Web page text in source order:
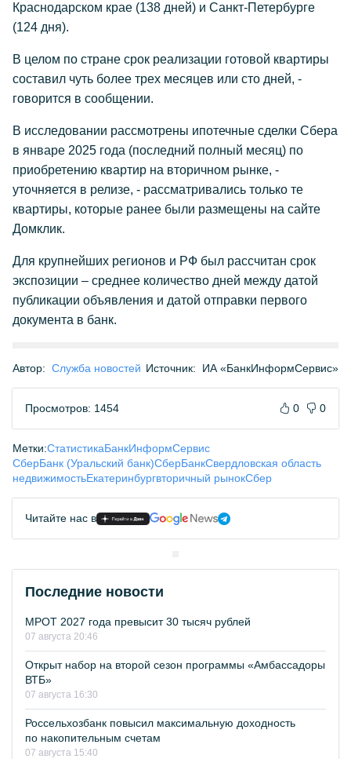
Краснодарском крае (138 дней) и Санкт-Петербурге
(124 дня).
В целом по стране срок реализации готовой квартиры
составил чуть более трех месяцев или сто дней, -
говорится в сообщении.
В исследовании рассмотрены ипотечные сделки Сбера
в январе 2025 года (последний полный месяц) по
приобретению квартир на вторичном рынке, -
уточняется в релизе, - рассматривались только те
квартиры, которые ранее были размещены на сайте
Домклик.
Для крупнейших регионов и РФ был рассчитан срок
экспозиции – среднее количество дней между датой
публикации объявления и датой отправки первого
документа в банк.
Автор: Служба новостей Источник: ИА «БанкИнформСервис»
Просмотров: 1454 0 0
Метки:СтатистикаБанкИнформСервис
СберБанк (Уральский банк)СберБанкСвердловская область
недвижимостьЕкатеринбургвторичный рынокСбер
Читайте нас в
Последние новости
МРОТ 2027 года превысит 30 тысяч рублей
07 августа 20:46
Открыт набор на второй сезон программы «Амбассадоры
ВТБ»
07 августа 16:30
Россельхозбанк повысил максимальную доходность
по накопительным счетам
07 августа 15:40